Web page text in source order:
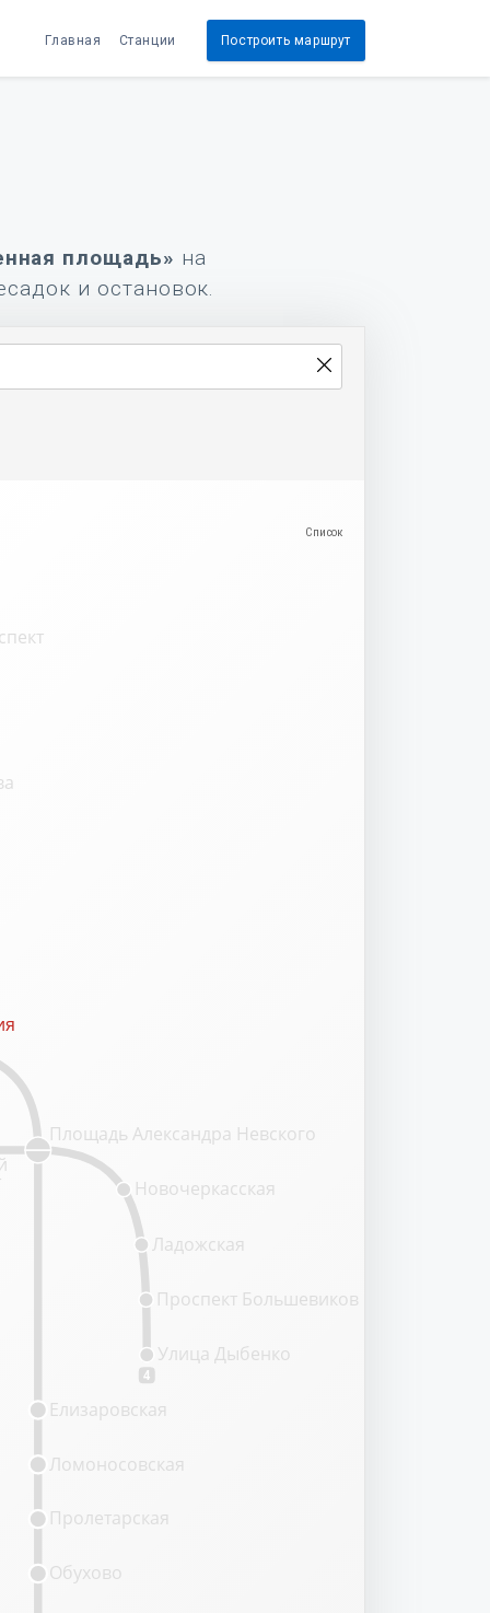
Главная Станции Построить маршрут
площадь» на
и остановок.
4
Площадь Александра Невского
Новочеркасская
Ладожская
Проспект Большевиков
Улица Дыбенко
Обухово
Пролетарская
Ломоносовская
Елизаровская